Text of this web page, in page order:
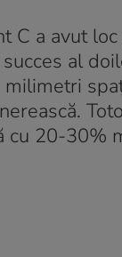
a avut
al
20-30%